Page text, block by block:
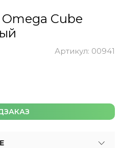
Cube
Артикул: 00941